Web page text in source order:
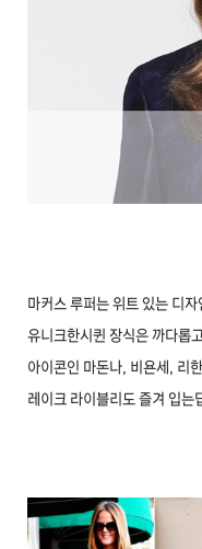
마커스 루퍼는 위트 있는 디
유니크한시퀸 장식은 까다롭
아이콘인 마돈나, 비욘세, 리
레이크 라이블리도 즐겨 입는